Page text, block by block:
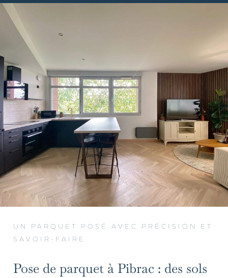
UN PARQUET POSÉ AVEC PRÉCISION ET
SAVOIR-FAIRE
Pose de parquet à Pibrac : des sols